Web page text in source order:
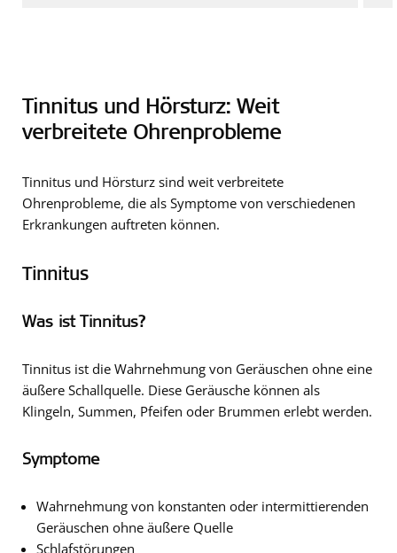
Tinnitus und Hörsturz: Weit
verbreitete Ohrenprobleme
Tinnitus und Hörsturz sind weit verbreitete
Ohrenprobleme, die als Symptome von verschiedenen
Erkrankungen auftreten können.
Tinnitus
Was ist Tinnitus?
Tinnitus ist die Wahrnehmung von Geräuschen ohne eine
äußere Schallquelle. Diese Geräusche können als
Klingeln, Summen, Pfeifen oder Brummen erlebt werden.
Symptome
Wahrnehmung von konstanten oder intermittierenden
Geräuschen ohne äußere Quelle
Schlafstörungen